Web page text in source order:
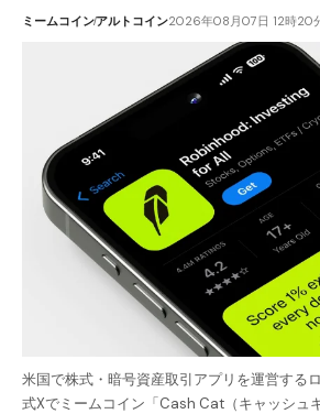
ミームコインアルトコイン2026年08月07日 12時20
米国で株式・暗号資産取引アプリを運営する
式Xでミームコイン「Cash Cat（キャッシュ